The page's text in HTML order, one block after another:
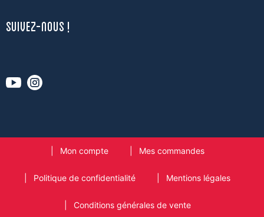
SUIVEZ-NOUS !
Mon compte Mes commandes
Politique de confidentialité Mentions légales
Conditions générales de vente